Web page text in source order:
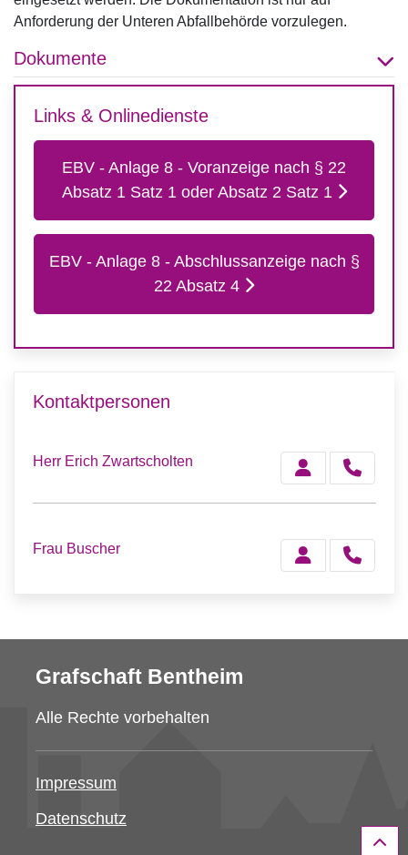
Anforderung der Unteren Abfallbehörde vorzulegen.
Dokumente
Links & Onlinedienste
EBV - Anlage 8 - Voranzeige nach § 22
Absatz 1 Satz 1 oder Absatz 2 Satz 1
EBV - Anlage 8 - Abschlussanzeige nach §
22 Absatz 4
Kontaktpersonen
Herr Erich Zwartscholten
Frau Buscher
Grafschaft Bentheim
Alle Rechte vorbehalten
Impressum
Datenschutz